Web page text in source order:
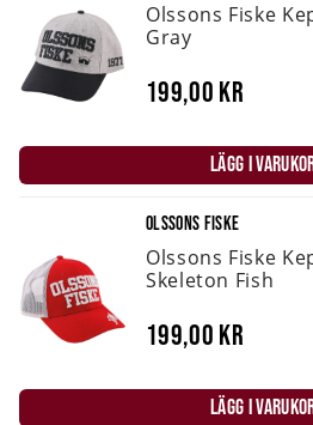
Olssons Fiske
Gray
199,00 kr
LÄGG I
OLSSONS FISKE
Olssons Fiske
Skeleton Fish
199,00 kr
LÄGG I